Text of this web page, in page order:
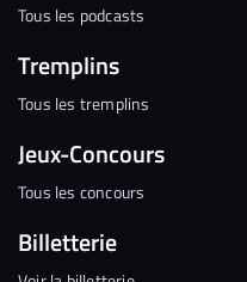
Tous les podcasts
Tremplins
Tous les tremplins
Jeux-Concours
Tous les concours
Billetterie